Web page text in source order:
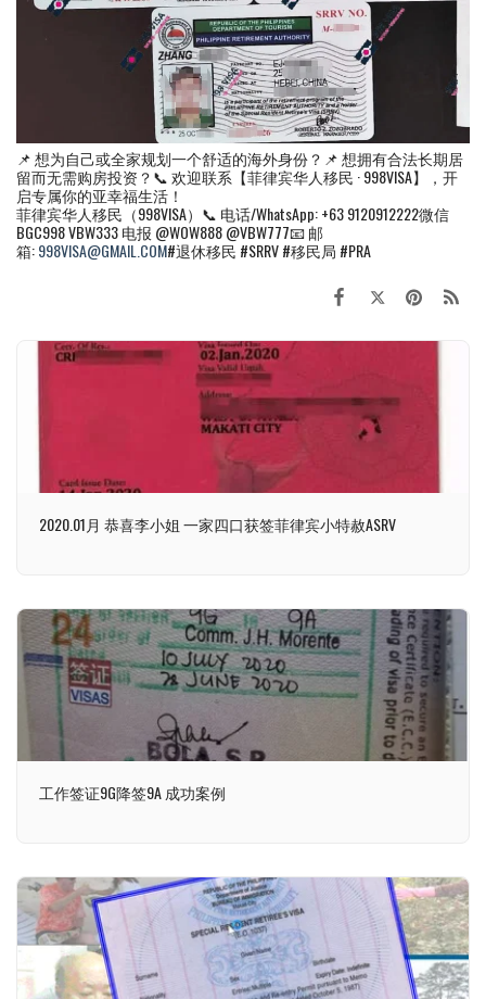
📌 想为自己或全家规划一个舒适的海外身份？📌 想拥有合法长期居
留而无需购房投资？📞 欢迎联系【菲律宾华人移民 · 998VISA】，开
启专属你的亚幸福生活！
菲律宾华人移民（998VISA）📞 电话/WhatsApp: +63 9120912222微信
BGC998 VBW333 电报 @WOW888 @VBW777📧 邮
箱:998VISA@GMAIL.COM#退休移民 #SRRV #移民局 #PRA
2020.01月 恭喜李小姐 一家四口获签菲律宾小特赦ASRV
工作签证9G降签9A 成功案例